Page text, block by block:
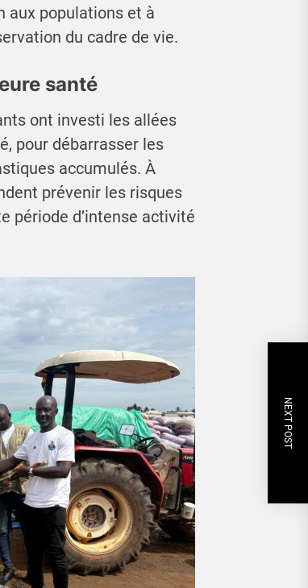
aux populations et à
du cadre de vie.
santé
ont investi les allées
pour débarrasser les
accumulés. À
prévenir les risques
période d’intense activité
NEXT POST